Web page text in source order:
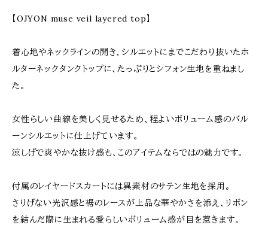
【OJYON muse veil layered top】
着心地やネックラインの開き、シルエットにまでこだわり抜いたホ
ルターネックタンクトップに、たっぷりとシフォン生地を重ねまし
た。
女性らしい曲線を美しく見せるため、程よいボリューム感のバル
ーンシルエットに仕上げています。
涼しげで爽やかな抜け感も、このアイテムならではの魅力です。
付属のレイヤードスカートには異素材のサテン生地を採用。
さりげない光沢感と裾のレースが上品な華やかさを添え、リボン
を結んだ際に生まれる愛らしいボリューム感が目を惹きます。